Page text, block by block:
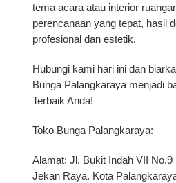
tema acara atau interior
perencanaan yang tepat, hasil
profesional dan estetik.
Hubungi kami hari ini dan
Bunga Palangkaraya menjadi
Terbaik Anda!
Toko Bunga Palangkaraya:
Alamat: Jl. Bukit Indah VII No.9
Jekan Raya. Kota